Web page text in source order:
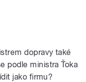
dopravy také
podle ministra Ťoka
jako firmu?